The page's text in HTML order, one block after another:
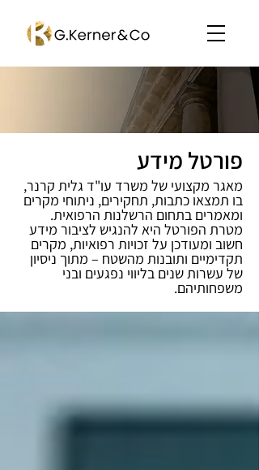
פורטל מידע
מאגר מקצועי של משרד עו"ד גלית קרנר,
בו תמצאו כתבות, תחקירים, ניתוחי מקרים
ומאמרים בתחום הרשלנות הרפואית.
מטרת הפורטל היא להנגיש לציבור מידע
חשוב ומעודכן על זכויות רפואיות, מקרים
תקדימיים ותובנות מהשטח – מתוך ניסיון
של עשרות שנים בליווי נפגעים ובני
משפחותיהם.